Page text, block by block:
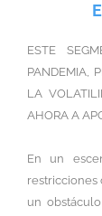
ESTE
PANDEMIA,
LA
AHORA A
En un
restricciones
un